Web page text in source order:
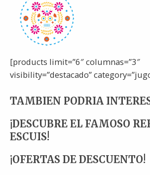
[products limit=”6″ columnas=”3″
visibility=”destacado”
TAMBIEN PODRIA
¡DESCUBRE EL FAMOSO
ESCUIS!
¡OFERTAS DE DESCUENTO!